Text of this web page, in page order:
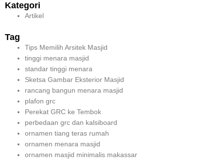
Kategori
Artikel
Tag
Tips Memilih Arsitek Masjid
tinggi menara masjid
standar tinggi menara
Sketsa Gambar Eksterior Masjid
rancang bangun menara masjid
plafon grc
Perekat GRC ke Tembok
perbedaan grc dan kalsiboard
ornamen tiang teras rumah
ornamen menara masjid
ornamen masjid minimalis makassar